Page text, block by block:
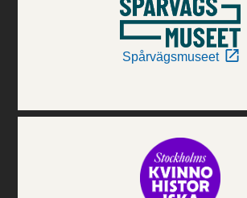
Spårvägsmuseet